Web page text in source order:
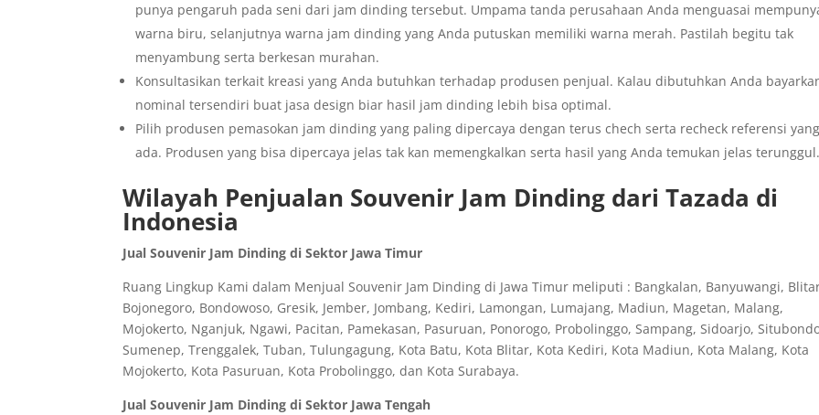
punya pengaruh pada seni dari jam dinding tersebut. Umpama tanda perusahaan Anda menguasai
warna biru, selanjutnya warna jam dinding yang Anda putuskan memiliki warna merah. Pastilah begitu tak
menyambung serta berkesan murahan.
Konsultasikan terkait kreasi yang Anda butuhkan terhadap produsen penjual. Kalau dibutuhkan Anda
nominal tersendiri buat jasa design biar hasil jam dinding lebih bisa optimal.
Pilih produsen pemasokan jam dinding yang paling dipercaya dengan terus chech serta recheck referensi yang
ada. Produsen yang bisa dipercaya jelas tak kan memengkalkan serta hasil yang Anda temukan jelas terunggul.
Wilayah Penjualan Souvenir Jam Dinding dari Tazada di
Indonesia
Jual Souvenir Jam Dinding di Sektor Jawa Timur
Ruang Lingkup Kami dalam Menjual Souvenir Jam Dinding di Jawa Timur meliputi : Bangkalan, Banyuwangi,
Bojonegoro, Bondowoso, Gresik, Jember, Jombang, Kediri, Lamongan, Lumajang, Madiun, Magetan, Malang,
Mojokerto, Nganjuk, Ngawi, Pacitan, Pamekasan, Pasuruan, Ponorogo, Probolinggo, Sampang, Sidoarjo,
Sumenep, Trenggalek, Tuban, Tulungagung, Kota Batu, Kota Blitar, Kota Kediri, Kota Madiun, Kota Malang, Kota
Mojokerto, Kota Pasuruan, Kota Probolinggo, dan Kota Surabaya.
Jual Souvenir Jam Dinding di Sektor Jawa Tengah